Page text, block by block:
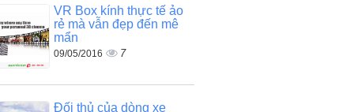
VR Box kính thực tế ảo
rẻ mà vẫn đẹp đến mê
mẩn
09/05/2016 7
Đối thủ của dòng xe